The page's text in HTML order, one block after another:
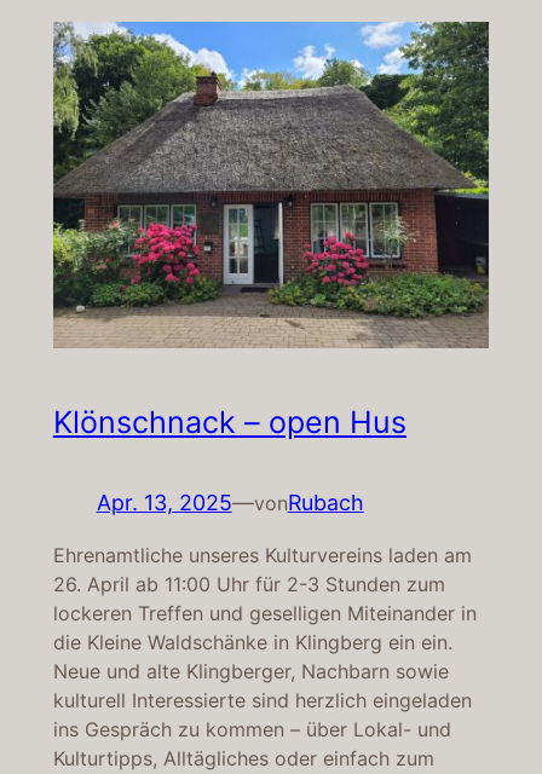
Klönschnack – open Hus
Apr. 13, 2025—vonRubach
Ehrenamtliche unseres Kulturvereins laden am
26. April ab 11:00 Uhr für 2-3 Stunden zum
lockeren Treffen und geselligen Miteinander in
die Kleine Waldschänke in Klingberg ein ein.
Neue und alte Klingberger, Nachbarn sowie
kulturell Interessierte sind herzlich eingeladen
ins Gespräch zu kommen – über Lokal- und
Kulturtipps, Alltägliches oder einfach zum